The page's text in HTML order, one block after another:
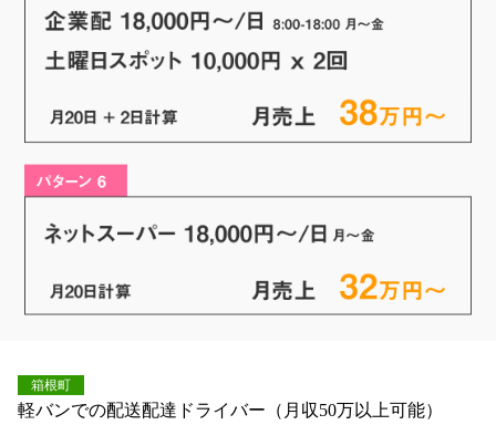
箱根町
軽バンでの配送配達ドライバー（月収50万以上可能）